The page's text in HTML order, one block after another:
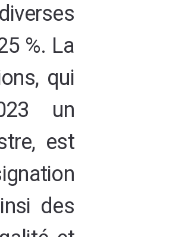
%. La
qui
un
est
des